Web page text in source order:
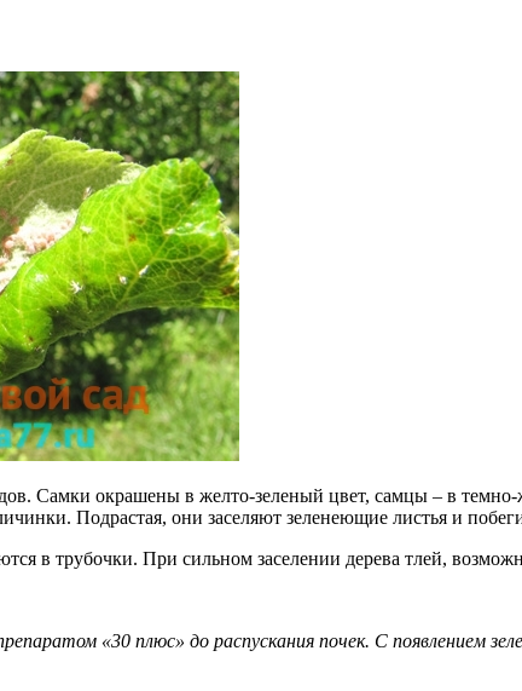
Самки окрашены в желто-зеленый цвет, самцы – в
Подрастая, они заселяют зеленеющие листья и
в трубочки. При сильном заселении дерева тлей,
«30 плюс» до распускания почек. С появлением